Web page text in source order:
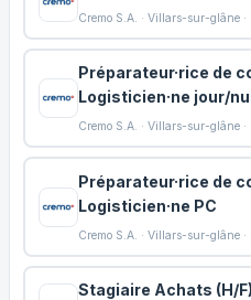
Cremo S.A. · Villars-sur-glâne
Préparateur·rice de
Logisticien·ne jour/
Cremo S.A. · Villars-sur-glâne
Préparateur·rice de
Logisticien·ne PC
Cremo S.A. · Villars-sur-glâne
Stagiaire Achats (H/F)